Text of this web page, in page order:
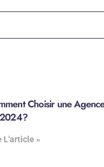
Choisir une
L'article »